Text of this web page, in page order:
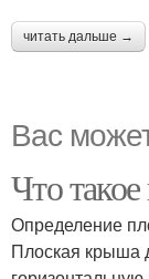
читать дальше →
Вас
Что
Определение
Плоская крыша